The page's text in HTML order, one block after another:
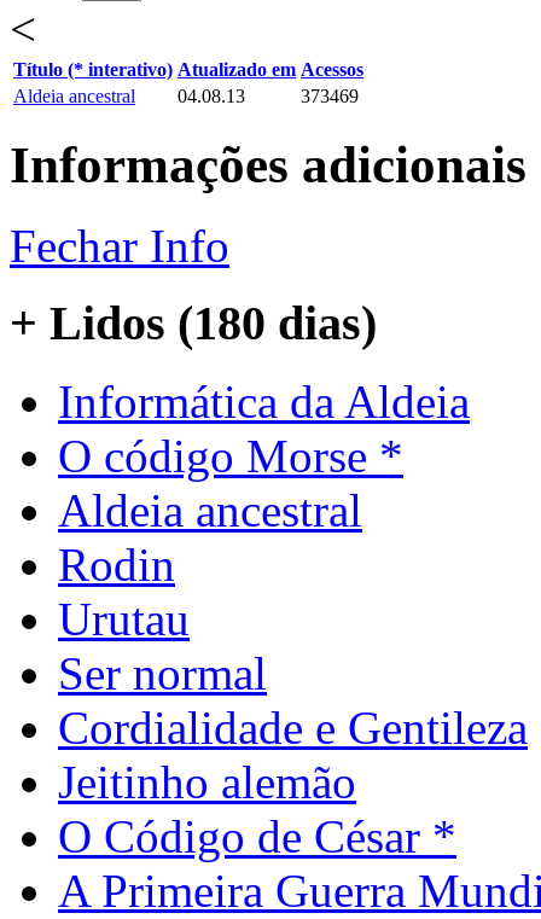
<
Título (* interativo) Atualizado em Acessos
Aldeia ancestral
04.08.13 373469
Informações adicionais
Fechar Info
+ Lidos (180 dias)
Informática da Aldeia
O código Morse *
Aldeia ancestral
Rodin
Urutau
Ser normal
Cordialidade e Gentileza
Jeitinho alemão
O Código de César *
A Primeira Guerra